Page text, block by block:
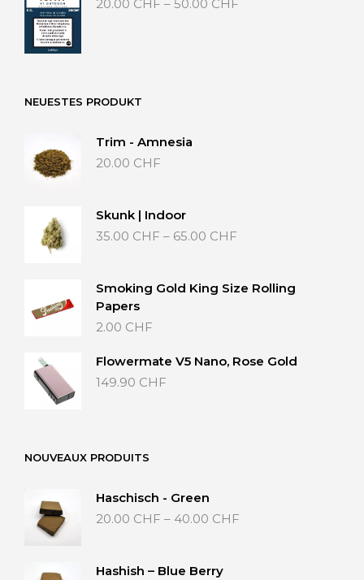
20.00 CHF – 50.00 CHF
NEUESTES PRODUKT
Trim - Amnesia
20.00 CHF
Skunk | Indoor
35.00 CHF – 65.00 CHF
65.00 CHF
Smoking Gold King Size Rolling
Papers
2.00 CHF
Flowermate V5 Nano, Rose Gold
149.90 CHF
NOUVEAUX PRODUITS
Haschisch - Green
20.00 CHF – 40.00 CHF
Hashish – Blue Berry